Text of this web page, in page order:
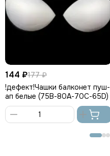
144 ₽177 ₽
!дефект!Чашки балконет пуш-
ап белые (75В-80А-70С-65D)
корзину